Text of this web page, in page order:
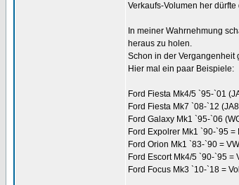
Verkaufs-Volumen her
In meiner Wahrnehmung
heraus zu holen.
Schon in der Vergangenheit
Hier mal ein paar Beispiele:
Ford Fiesta Mk4/5 `95-`01
Ford Fiesta Mk7 `08-`12
Ford Galaxy Mk1 `95-`06
Ford Expolrer Mk1 `90-`95
Ford Orion Mk1 `83-`90 =
Ford Escort Mk4/5 `90-`95 =
Ford Focus Mk3 `10-`18 =